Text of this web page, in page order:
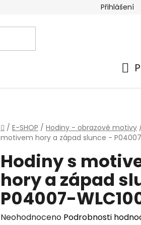
Přihlášení
Domů
/ E-SHOP / Hodiny - obrazové motivy
motivem hory a západ slunce -
Hodiny s
hory a západ
P04007-
Průměrné
Neohodnoceno Podrobnosti